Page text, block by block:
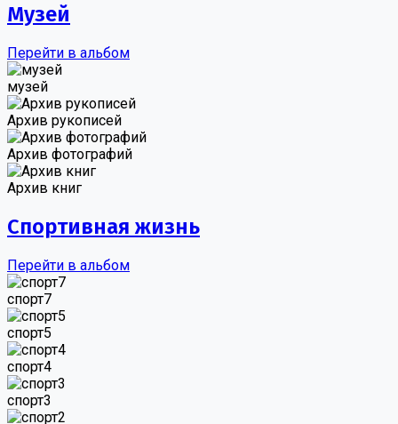
Музей
Перейти в альбом
музей
Архив рукописей
Архив фотографий
Архив книг
Спортивная жизнь
Перейти в альбом
спорт7
спорт5
спорт4
спорт3